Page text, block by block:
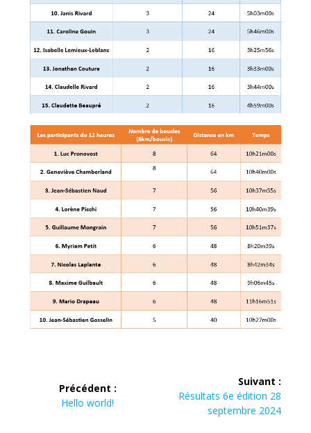
Précédent :
Article
Hello world!
Suivant :
Article
suivant
Résultats 6e édition 28
septembre 2024